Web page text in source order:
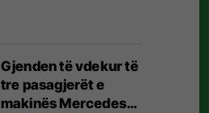
Gjenden të vdekur të
tre pasagjerët e
makinës Mercedes